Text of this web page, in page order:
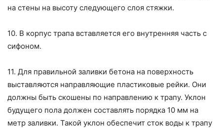
на стены на высоту следующего слоя стяжки.
10. В корпус трапа вставляется его внутренняя часть с
сифоном.
11. Для правильной заливки бетона на поверхность
выставляются направляющие пластиковые рейки. Они
должны быть скошены по направлению к трапу. Уклон
будущего пола должен составлять порядка 10 мм на
метр заливки. Такой уклон обеспечит сток воды к трапу